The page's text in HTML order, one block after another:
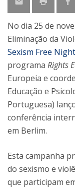
No dia 25 de
Eliminação da
Sexism Free Night
programa Rights
Europeia e
Educação e
Portuguesa)
conferência
em Berlim.
Esta campanha
do sexismo e
que participam